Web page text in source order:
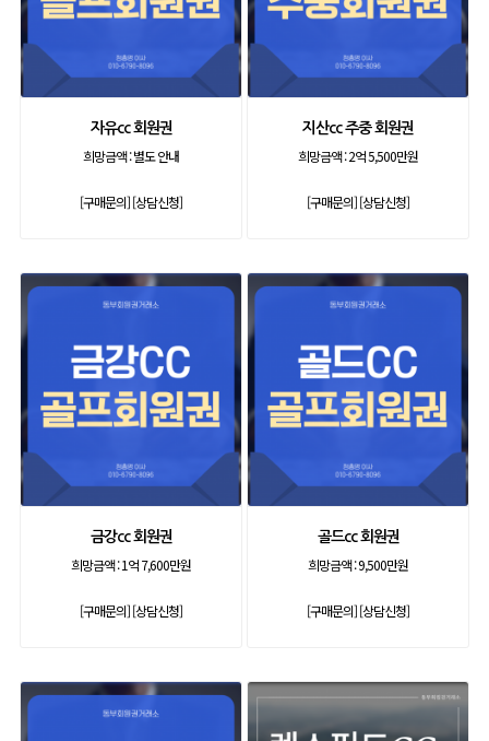
자유cc 회원권
희망금액 :별도 안내
[구매문의][상담신청]
지산cc 주중 회원권
희망금액 :2억 5,500만원
[구매문의][상담신청]
금강cc 회원권
희망금액 :1억 7,600만원
[구매문의][상담신청]
골드cc 회원권
희망금액 :9,500만원
[구매문의][상담신청]